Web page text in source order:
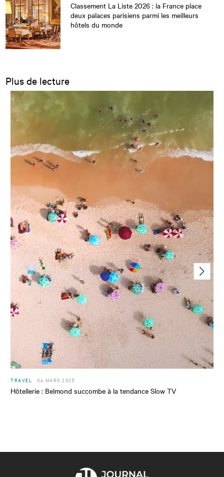
Classement La Liste 2026 : la France place
deux palaces parisiens parmi les meilleurs
hôtels du monde
Plus de lecture
TRAVEL 04 MARS 2025
Hôtellerie : Belmond succombe à la tendance Slow TV